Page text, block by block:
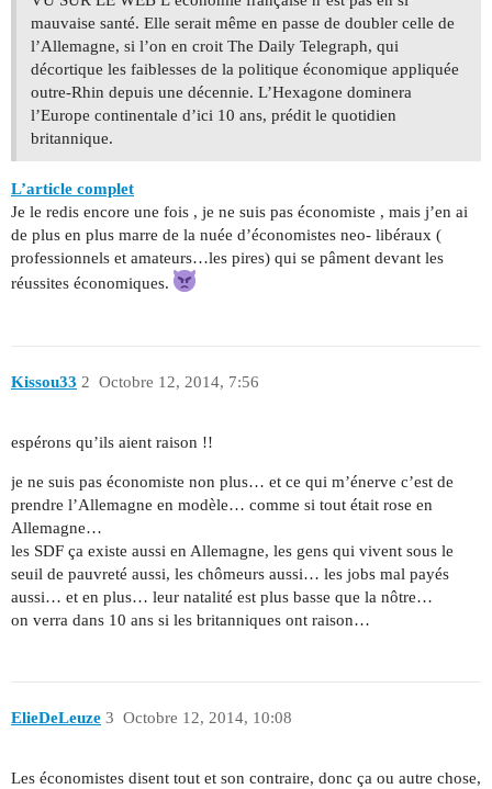
mauvaise santé. Elle serait même en passe de doubler celle de
l’Allemagne, si l’on en croit The Daily Telegraph, qui
décortique les faiblesses de la politique économique appliquée
outre-Rhin depuis une décennie. L’Hexagone dominera
l’Europe continentale d’ici 10 ans, prédit le quotidien
britannique.
L’article complet
Je le redis encore une fois , je ne suis pas économiste , mais j’en ai
de plus en plus marre de la nuée d’économistes neo- libéraux (
professionnels et amateurs…les pires) qui se pâment devant les
réussites économiques.
Kissou33 Octobre 12, 2014, 7:56
2
espérons qu’ils aient raison !!
je ne suis pas économiste non plus… et ce qui m’énerve c’est de
prendre l’Allemagne en modèle… comme si tout était rose en
Allemagne…
les SDF ça existe aussi en Allemagne, les gens qui vivent sous le
seuil de pauvreté aussi, les chômeurs aussi… les jobs mal payés
aussi… et en plus… leur natalité est plus basse que la nôtre…
on verra dans 10 ans si les britanniques ont raison…
ElieDeLeuze Octobre 12, 2014, 10:08
3
Les économistes disent tout et son contraire, donc ça ou autre chose,